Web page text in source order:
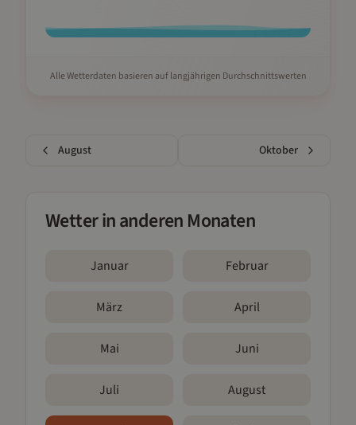
Alle Wetterdaten basieren auf langjährigen Durchschnittswerten
August Oktober
Wetter in anderen Monaten
Januar Februar
März April
Mai Juni
Juli August